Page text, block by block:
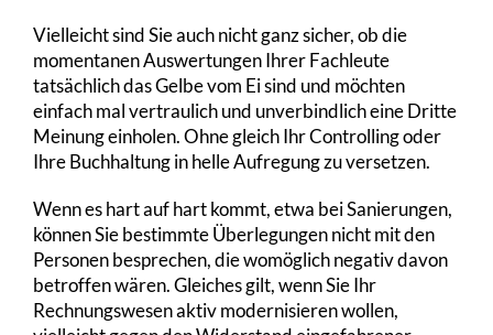
Vielleicht sind Sie auch nicht ganz sicher, ob die
momentanen Auswertungen Ihrer Fachleute
tatsächlich das Gelbe vom Ei sind und möchten
einfach mal vertraulich und unverbindlich eine Dritte
Meinung einholen. Ohne gleich Ihr Controlling oder
Ihre Buchhaltung in helle Aufregung zu versetzen.
Wenn es hart auf hart kommt, etwa bei Sanierungen,
können Sie bestimmte Überlegungen nicht mit den
Personen besprechen, die womöglich negativ davon
betroffen wären. Gleiches gilt, wenn Sie Ihr
Rechnungswesen aktiv modernisieren wollen,